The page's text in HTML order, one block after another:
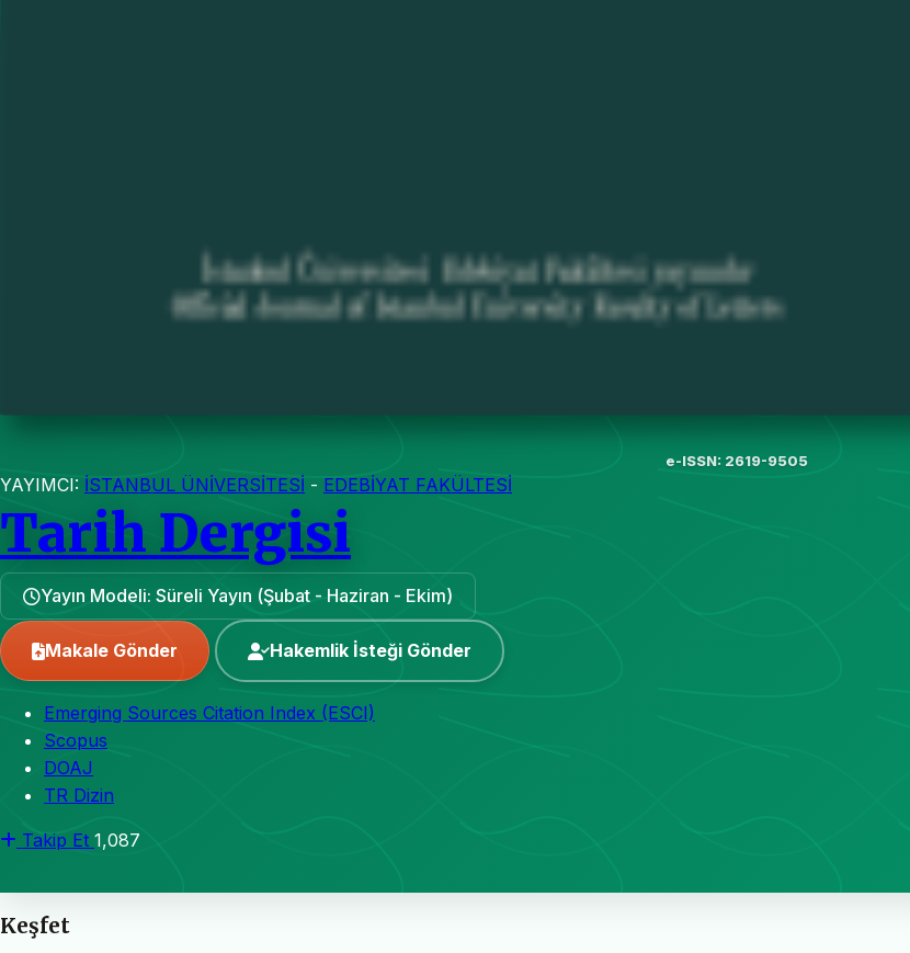
e-ISSN: 2619-9505
YAYIMCI: İSTANBUL ÜNİVERSİTESİ - EDEBİYAT FAKÜLTESİ
Tarih Dergisi
Yayın Modeli: Süreli Yayın (Şubat - Haziran - Ekim)
Makale Gönder Hakemlik İsteği Gönder
Emerging Sources Citation Index (ESCI)
Scopus
DOAJ
TR Dizin
Takip Et 1,087
Keşfet